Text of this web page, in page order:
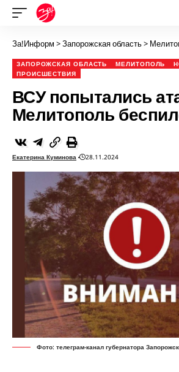
За!Информ >Запорожская область>
ЗАПОРОЖСКАЯ ОБЛАСТЬ МЕЛИТОПОЛЬ
ПРОИСШЕСТВИЯ
ВСУ попытались
Мелитополь
Екатерина Куминова 28.11.2024
Фото: телеграм-канал губернатора